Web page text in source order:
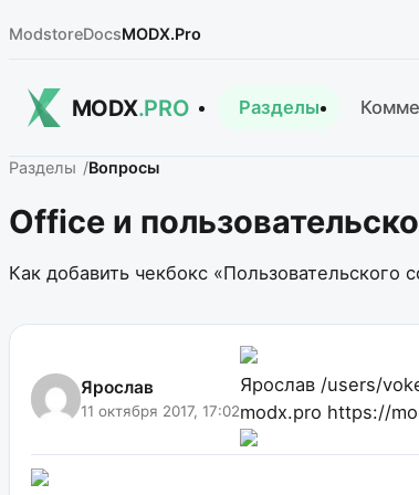
ModstoreDocsMODX.Pro
MODX.PRO Разделы
Разделы Вопросы
Office и
Как добавить чекбокс
Ярослав
11 октября 2017, 17:02
Ярослав /users/
modx.pro https://